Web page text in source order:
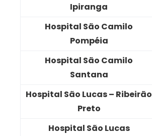
Ipiranga
Hospital São Camilo
Pompéia
Hospital São Camilo
Santana
Hospital São Lucas – Ribeirão
Preto
Hospital São Lucas